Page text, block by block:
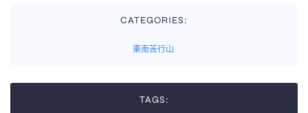
CATEGORIES:
東南苦行山
TAGS: